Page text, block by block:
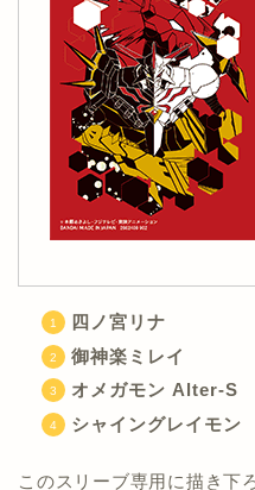
四ノ宮リナ
御神楽ミレイ
オメガモン Alter-S
シャイングレイモン
このスリーブ専用に描き下